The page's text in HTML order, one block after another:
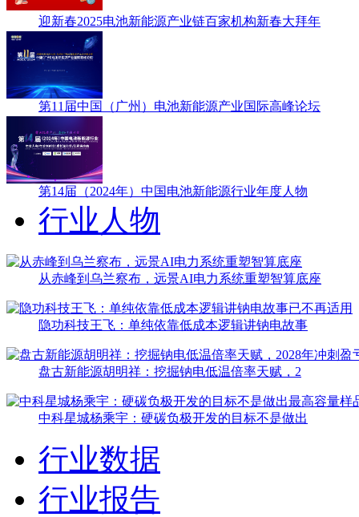
迎新春2025电池新能源产业链百家机构新春大拜年
第11届中国（广州）电池新能源产业国际高峰论坛
第14届（2024年）中国电池新能源行业年度人物
行业人物
从赤峰到乌兰察布，远景AI电力系统重塑智算底座
隐功科技王飞：单纯依靠低成本逻辑讲钠电故事
盘古新能源胡明祥：挖掘钠电低温倍率天赋，2
中科星城杨乘宇：硬碳负极开发的目标不是做出
行业数据
行业报告